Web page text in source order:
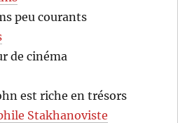
peu courants
de cinéma
est riche en trésors
Stakhanoviste